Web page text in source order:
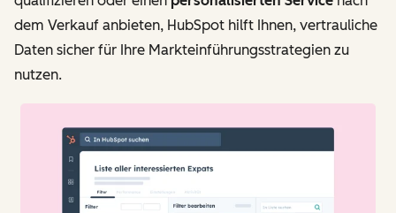
dem Verkauf anbieten, HubSpot hilft Ihnen, vertrauliche
Daten sicher für Ihre Markteinführungsstrategien zu
nutzen.